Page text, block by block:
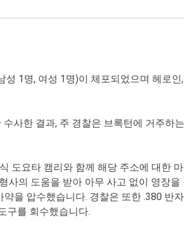
1명, 여성 1명)이 체포되었으며 헤로인
사한 결과, 주 경찰은 브록턴에 거주하
도요타 캠리와 함께 해당 주소에 대한
사의 도움을 받아 아무 사고 없이 영장을
을 압수했습니다. 경찰은 또한 .380 반
구를 회수했습니다.